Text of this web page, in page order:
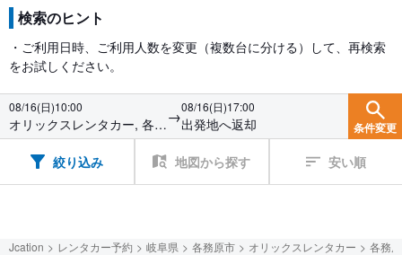
検索のヒント
・ご利用日時、ご利用人数を変更（複数台に分ける）して、再検索
をお試しください。
08/16(日)10:00
オリックスレンタカー, 各務
原インターＳＳカウンター
→08/16(日)17:00
出発地へ返却 条件変更
絞り込み 地図から探す 安い順
Jcation レンタカー予約 岐阜県 各務原市 オリックスレンタカー 各務